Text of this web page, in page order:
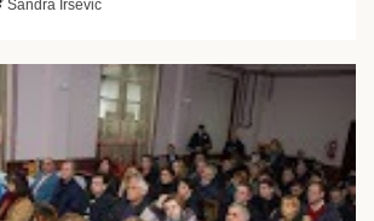
Sandra Iršević